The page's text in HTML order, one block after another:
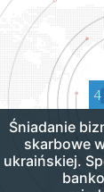
4
Śniadanie
skarbowe
ukraińskiej.